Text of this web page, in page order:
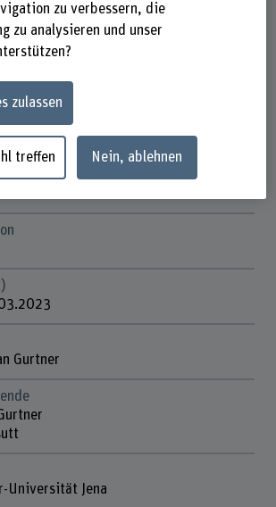
and Strategic Entrepreneurship (IISE)
Gurtner
Universität Jena
zu verbessern, die
zu analysieren und unser
zulassen
treffen Nein, ablehnen